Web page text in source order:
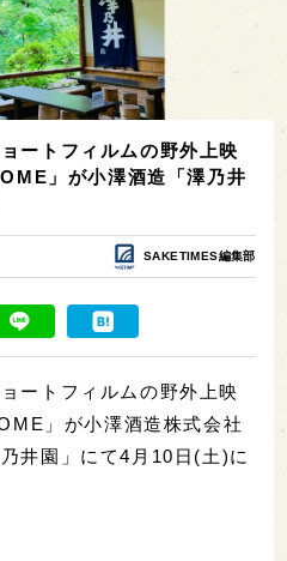
ートフィルムの野外上映
」が小澤酒造「澤乃井
SAKETIMES編集部
ートフィルムの野外上映
」が小澤酒造株式会社
井園」にて4月10日(土)に